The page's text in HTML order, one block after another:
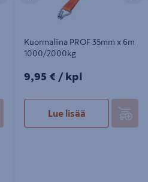
Kuormaliina PROF 35mm x 6m
1000/2000kg
9,95€/kpl
9,95 € / kpl
Lue lisää